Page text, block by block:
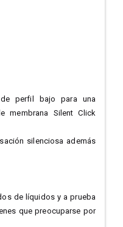
perfil bajo para una
membrana Silent Click
silenciosa además
de líquidos y a prueba
que preocuparse por